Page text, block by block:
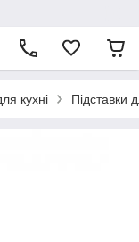
кухні Підставки